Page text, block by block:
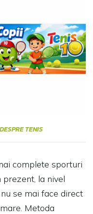
TENIS
complete sporturi
la nivel
se mai face direct
Metoda